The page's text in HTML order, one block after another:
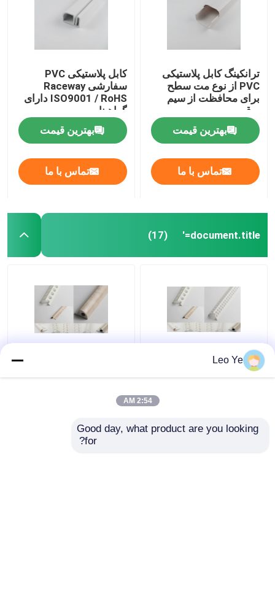
ترانکینگ کابل پلاستیکی
PVC از نوع مت سطح
برای محافظت از سیم
برق
بهترین قیمت
تماس با ما
کابل پلاستیکی PVC
سفارشی Raceway
ISO9001 / RoHS دارای
گواهینامه
بهترین قیمت
تماس با ما
document.title='
(17)
سازگار با محیط زیست
Big Pvc U Profile for
گوشه دیوار
Leo Ye
2:54 AM
Good day, what product are you looking
for?